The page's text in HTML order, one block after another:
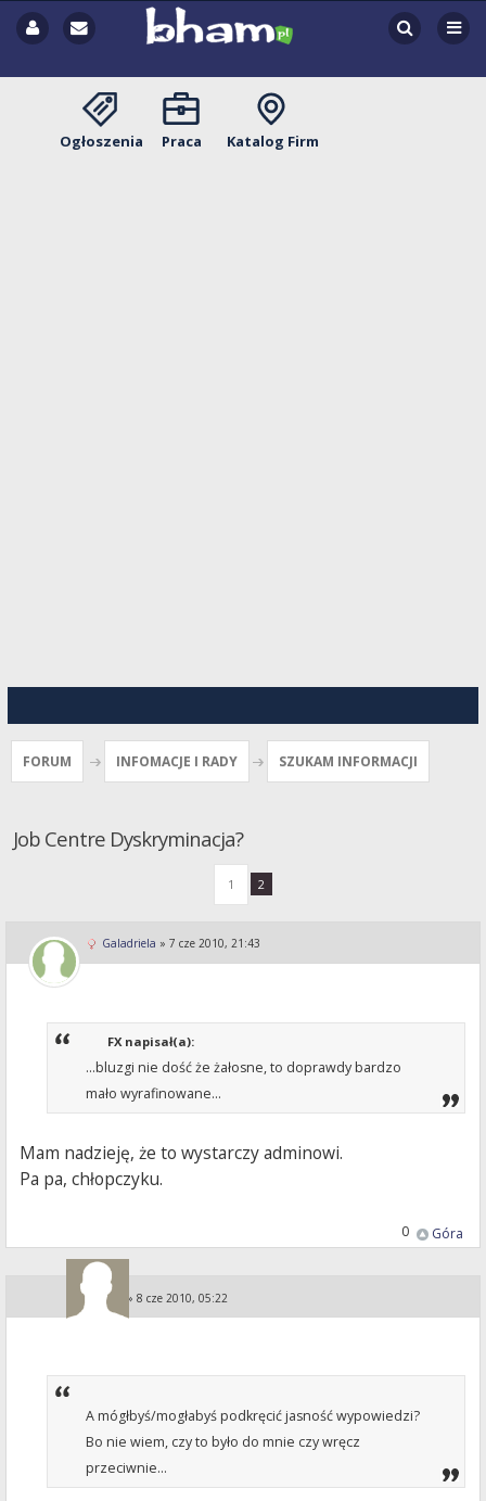
Ogłoszenia Praca Katalog Firm
FORUM INFOMACJE I RADY SZUKAM INFORMACJI
Job Centre Dyskryminacja?
1 2
Galadriela » 7 cze 2010, 21:43
FX napisał(a):
...bluzgi nie dość że żałosne, to doprawdy bardzo
mało wyrafinowane...
Mam nadzieję, że to wystarczy adminowi.
Pa pa, chłopczyku.
Góra
0
KA i PE » 8 cze 2010, 05:22
A mógłbyś/mogłabyś podkręcić jasność wypowiedzi?
Bo nie wiem, czy to było do mnie czy wręcz
przeciwnie...